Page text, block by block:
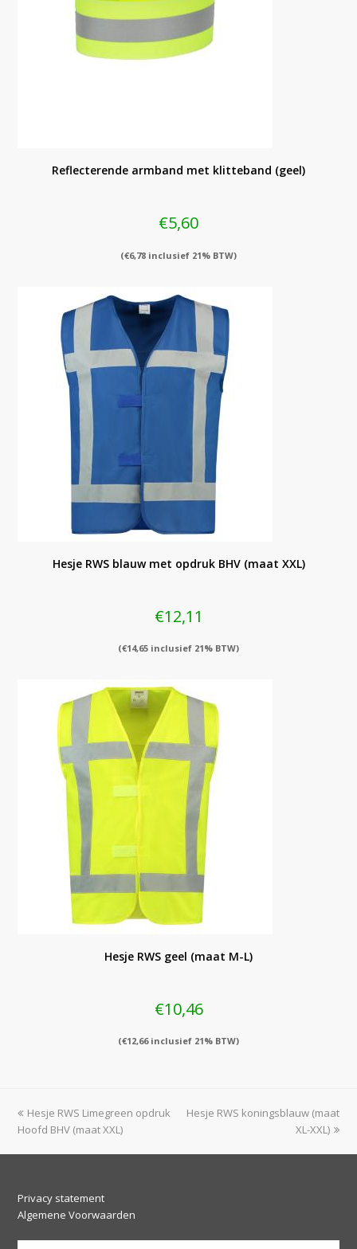
Reflecterende armband met klitteband (geel)
€5,60
(€6,78 inclusief 21% BTW)
Hesje RWS blauw met opdruk BHV (maat XXL)
€12,11
(€14,65 inclusief 21% BTW)
Hesje RWS geel (maat M-L)
€10,46
(€12,66inclusief 21% BTW)
previous
post:
Hesje RWS Limegreen opdruk
Hoofd BHV (maat XXL)
next
Hesje RWS koningsblauw (maat
XL-XXL)
Privacy statement
Algemene Voorwaarden